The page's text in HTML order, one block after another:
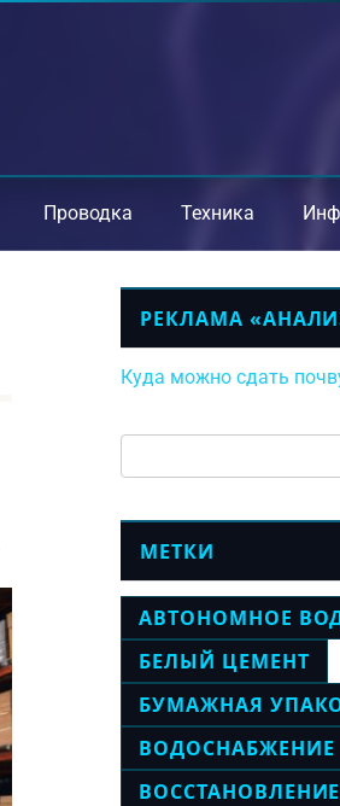
Проводка Техника
РЕКЛАМА
Куда можно сдать
МЕТКИ
АВТОНОМНОЕ
БЕЛЫЙ ЦЕМЕНТ
БУМАЖНАЯ
ВОДОСНАБЖЕНИЕ